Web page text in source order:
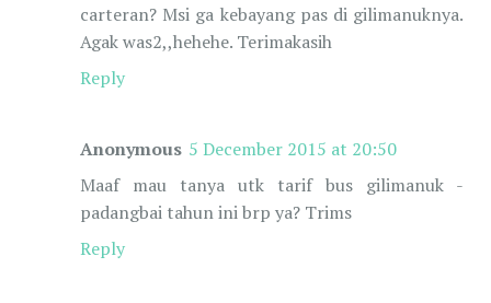
carteran? Msi ga kebayang pas di gilimanuknya.
Agak was2,,hehehe. Terimakasih
Reply
Anonymous 5 December 2015 at 20:50
Maaf mau tanya utk tarif bus gilimanuk -
padangbai tahun ini brp ya? Trims
Reply